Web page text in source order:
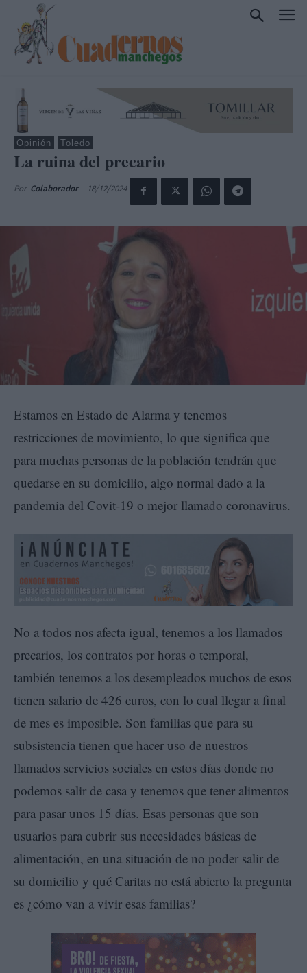
Opinión Toledo
La ruina del precario
Por Colaborador 18/12/2024
Estamos en Estado de Alarma y tenemos
restricciones de movimiento, lo que significa que
para muchas personas de la población tendrán que
quedarse en su domicilio, algo normal dado a la
pandemia del Covit-19 o mejor llamado coronavirus.
No a todos nos afecta igual, tenemos a los llamados
precarios, los contratos por horas o temporal,
también tenemos a los desempleados muchos de esos
tienen salario de 426 euros, con lo cual llegar a final
de mes es imposible. Son familias que para su
subsistencia tienen que hacer uso de nuestros
llamados servicios sociales en estos días donde no
podemos salir de casa y tenemos que tener alimentos
para pasar unos 15 días. Esas personas que son
usuarios para cubrir sus necesidades básicas de
alimentación, en una situación de no poder salir de
su domicilio y qué Caritas no está abierto la pregunta
es ¿cómo van a vivir esas familias?